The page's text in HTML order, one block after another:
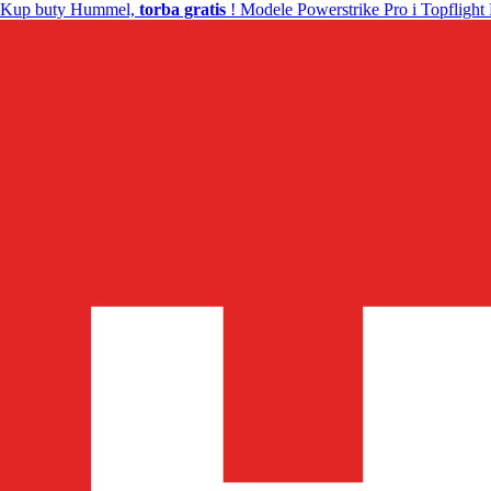
Kup buty Hummel, torba gratis ! Modele Powerstrike Pro i Topflight